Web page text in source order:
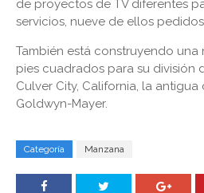
de proyectos de TV diferentes
servicios, nueve de ellos
También está construyendo una
pies cuadrados para su división
Culver City, California, la
Goldwyn-Mayer.
Categoría Manzana